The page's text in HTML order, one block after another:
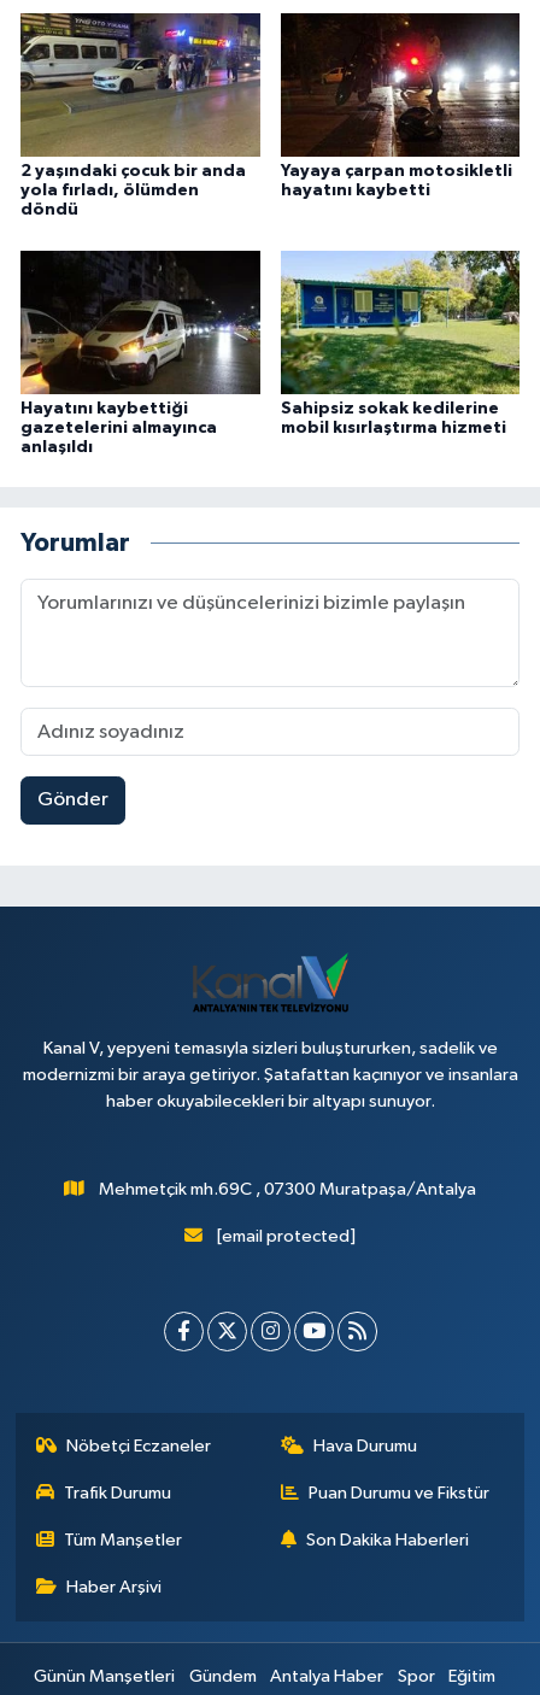
2 yaşındaki çocuk bir anda
yola fırladı, ölümden
döndü
Yayaya çarpan motosikletli
hayatını kaybetti
Hayatını kaybettiği
gazetelerini almayınca
anlaşıldı
Sahipsiz sokak kedilerine
mobil kısırlaştırma hizmeti
Yorumlar
Gönder
Kanal V, yepyeni temasıyla sizleri buluştururken, sadelik ve
modernizmi bir araya getiriyor. Şatafattan kaçınıyor ve insanlara
haber okuyabilecekleri bir altyapı sunuyor.
Mehmetçik mh.69C , 07300 Muratpaşa/Antalya
[email protected]
Nöbetçi Eczaneler Hava Durumu
Trafik Durumu Puan Durumu ve Fikstür
Tüm Manşetler Son Dakika Haberleri
Haber Arşivi
Günün Manşetleri Gündem Antalya Haber Spor
Eğitim